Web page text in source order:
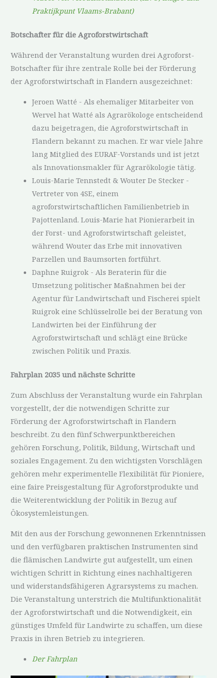
Praktijkpunt Vlaams-Brabant)
Botschafter für die Agroforstwirtschaft
Während der Veranstaltung wurden drei Agroforst-
Botschafter für ihre zentrale Rolle bei der Förderung
der Agroforstwirtschaft in Flandern ausgezeichnet:
Jeroen Watté - Als ehemaliger Mitarbeiter von
Wervel hat Watté als Agrarökologe entscheidend
dazu beigetragen, die Agroforstwirtschaft in
Flandern bekannt zu machen. Er war viele Jahre
lang Mitglied des EURAF-Vorstands und ist jetzt
als Innovationsmakler für Agrarökologie tätig.
Louis-Marie Tennstedt & Wouter De Stecker -
Vertreter von 4SE, einem
agroforstwirtschaftlichen Familienbetrieb in
Pajottenland. Louis-Marie hat Pionierarbeit in
der Forst- und Agroforstwirtschaft geleistet,
während Wouter das Erbe mit innovativen
Parzellen und Baumsorten fortführt.
Daphne Ruigrok - Als Beraterin für die
Umsetzung politischer Maßnahmen bei der
Agentur für Landwirtschaft und Fischerei spielt
Ruigrok eine Schlüsselrolle bei der Beratung von
Landwirten bei der Einführung der
Agroforstwirtschaft und schlägt eine Brücke
zwischen Politik und Praxis.
Fahrplan 2035 und nächste Schritte
Zum Abschluss der Veranstaltung wurde ein Fahrplan
vorgestellt, der die notwendigen Schritte zur
Förderung der Agroforstwirtschaft in Flandern
beschreibt. Zu den fünf Schwerpunktbereichen
gehören Forschung, Politik, Bildung, Wirtschaft und
soziales Engagement. Zu den wichtigsten Vorschlägen
gehören mehr experimentelle Flexibilität für Pioniere,
eine faire Preisgestaltung für Agroforstprodukte und
die Weiterentwicklung der Politik in Bezug auf
Ökosystemleistungen.
Mit den aus der Forschung gewonnenen Erkenntnissen
und den verfügbaren praktischen Instrumenten sind
die flämischen Landwirte gut aufgestellt, um einen
wichtigen Schritt in Richtung eines nachhaltigeren
und widerstandsfähigeren Agrarsystems zu machen.
Die Veranstaltung unterstrich die Multifunktionalität
der Agroforstwirtschaft und die Notwendigkeit, ein
günstiges Umfeld für Landwirte zu schaffen, um diese
Praxis in ihren Betrieb zu integrieren.
Der Fahrplan